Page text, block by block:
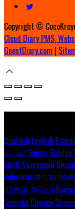
Copyright ©
Cloud Diary PMS,
GuestDiary.com |
Deutsch English
العربية Suomi Gaeilge
Malti Български
indonesia עברית
日本語 한국어
Svenska Српски